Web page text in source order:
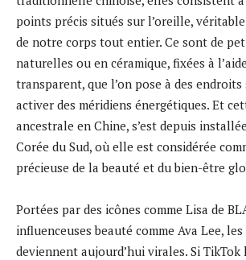
points précis situés sur l’oreille,
de notre corps tout entier. Ce sont de
naturelles ou en céramique, fixées à
transparent, que l’on pose à des
activer des méridiens énergétiques. Et
ancestrale en Chine, s’est depuis
Corée du Sud, où elle est considérée
précieuse de la beauté et du bien-être
Portées par des icônes comme Lisa de
influenceuses beauté comme Ava Lee, les
deviennent aujourd’hui virales. Si